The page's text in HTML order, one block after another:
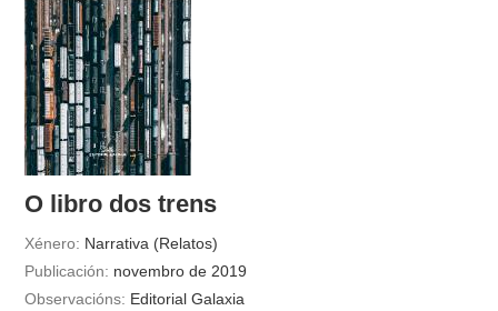
outros docs
O libro dos trens
Xénero: Narrativa (Relatos)
Publicación: novembro de 2019
Observacións: Editorial Galaxia